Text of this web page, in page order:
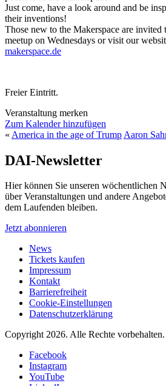
Just come, have a look around and be
their inventions!
Those new to the Makerspace are
meetup on Wednesdays or visit our
makerspace.de
Freier Eintritt.
Veranstaltung merken
Zum Kalender hinzufügen
« America in the age of Trump Aaron
DAI-Newsletter
Hier können Sie unseren wöchentlichen
über Veranstaltungen und andere
dem Laufenden bleiben.
Jetzt abonnieren
News
Tickets kaufen
Impressum
Kontakt
Barrierefreiheit
Cookie-Einstellungen
Datenschutzerklärung
Copyright 2026. Alle Rechte vorbehalten.
Facebook
Instagram
YouTube